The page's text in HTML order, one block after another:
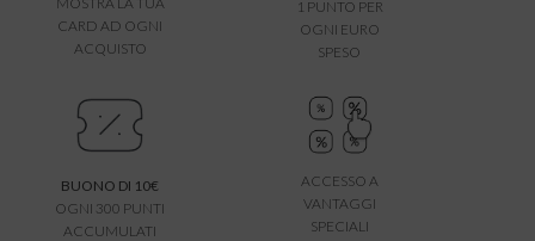
CARD AD OGNI
ACQUISTO
1 PUNTO PER
OGNI EURO
SPESO
BUONO DI 10€
OGNI 300 PUNTI
ACCUMULATI
ACCESSO A
VANTAGGI
SPECIALI